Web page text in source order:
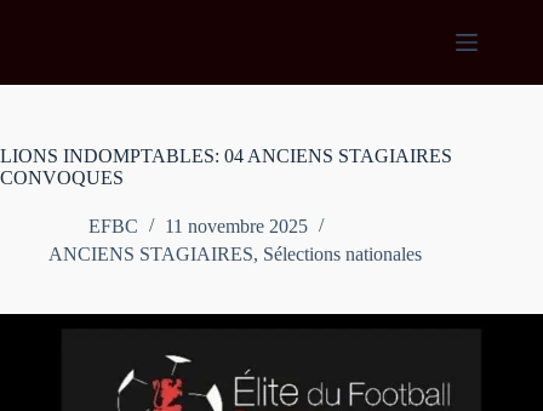
LIONS INDOMPTABLES: 04 ANCIENS STAGIAIRES
CONVOQUES
EFBC
11 novembre 2025
ANCIENS STAGIAIRES, Sélections nationales